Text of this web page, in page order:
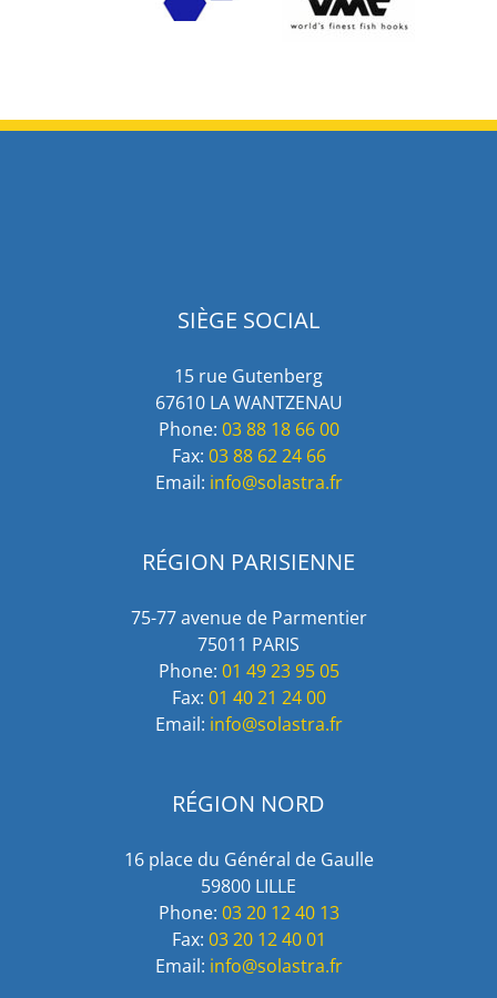
SIÈGE SOCIAL
15 rue Gutenberg
67610 LA WANTZENAU
Phone: 03 88 18 66 00
Fax: 03 88 62 24 66
Email: info@solastra.fr
RÉGION PARISIENNE
75-77 avenue de Parmentier
75011 PARIS
Phone: 01 49 23 95 05
Fax: 01 40 21 24 00
Email: info@solastra.fr
RÉGION NORD
16 place du Général de Gaulle
59800 LILLE
Phone: 03 20 12 40 13
Fax: 03 20 12 40 01
Email: info@solastra.fr